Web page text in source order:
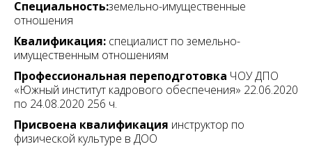
Специальность:земельно-имущественные
отношения
Квалификация: специалист по земельно-
имущественным отношениям
Профессиональная переподготовка ЧОУ ДПО
«Южный институт кадрового обеспечения» 22.06.2020
по 24.08.2020 256 ч.
Присвоена квалификация инструктор по
физической культуре в ДОО